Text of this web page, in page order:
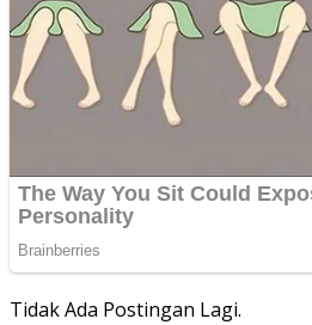
Tidak Ada Postingan Lagi.